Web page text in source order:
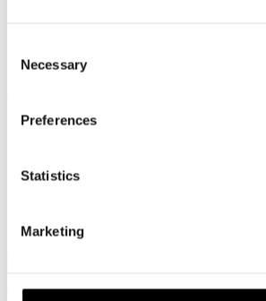
Selection
Necessary
Preferences
Statistics
Marketing
kan du alltid hålla koll på var ditt
Sendify kan du enkelt spåra din DSV
Se till att ditt paket är
Dokumentation:
För internationella
tulldeklarationer
och andra dokument
Planera i förväg, särskilt
säkerställa att ditt paket kommer fram i